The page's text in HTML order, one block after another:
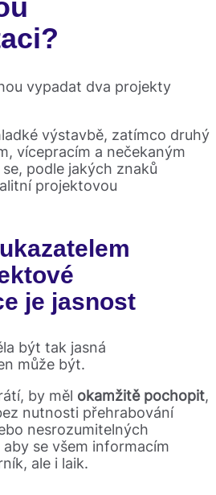
vypadat dva projekty
výstavbě, zatímco druhý
vícepracím a nečekaným
podle jakých znaků
projektovou
je jasnost
být tak jasná
může být.
by měl okamžitě pochopit,
nutnosti přehrabování
nesrozumitelných
se všem informacím
ale i laik.